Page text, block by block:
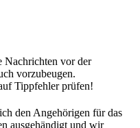
Nachrichten vor der
vorzubeugen.
Tippfehler prüfen!
den Angehörigen für das
ausgehändigt und wir